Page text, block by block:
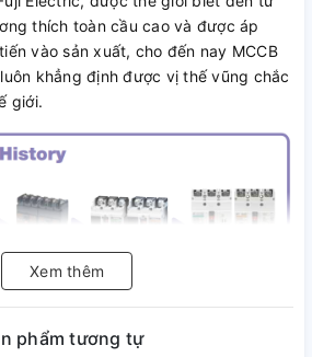
thích toàn cầu cao và được áp
vào sản xuất, cho đến nay MCCB
khẳng định được vị thế vũng chắc
giới.
ứng hầu hết các tiêu chuẩn trên
Xem thêm
phẩm tương tự